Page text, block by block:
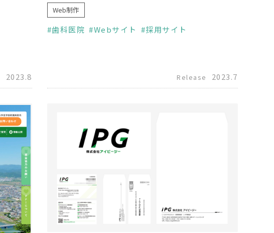
2023.8
Web制作
歯科医院 Webサイト 採用サイト
Release 2023.7